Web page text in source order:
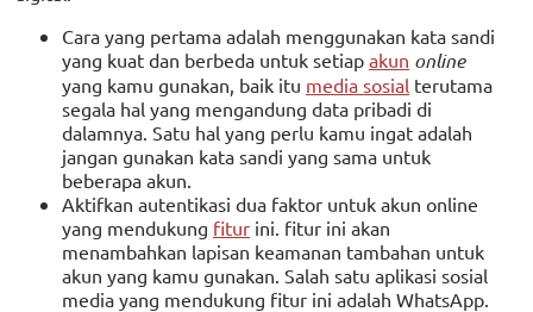
Cara yang pertama adalah menggunakan kata sandi
yang kuat dan berbeda untuk setiap akun online
yang kamu gunakan, baik itu media sosial terutama
segala hal yang mengandung data pribadi di
dalamnya. Satu hal yang perlu kamu ingat adalah
jangan gunakan kata sandi yang sama untuk
beberapa akun.
Aktifkan autentikasi dua faktor untuk akun online
yang mendukung fitur ini. fitur ini akan
menambahkan lapisan keamanan tambahan untuk
akun yang kamu gunakan. Salah satu aplikasi sosial
media yang mendukung fitur ini adalah WhatsApp.